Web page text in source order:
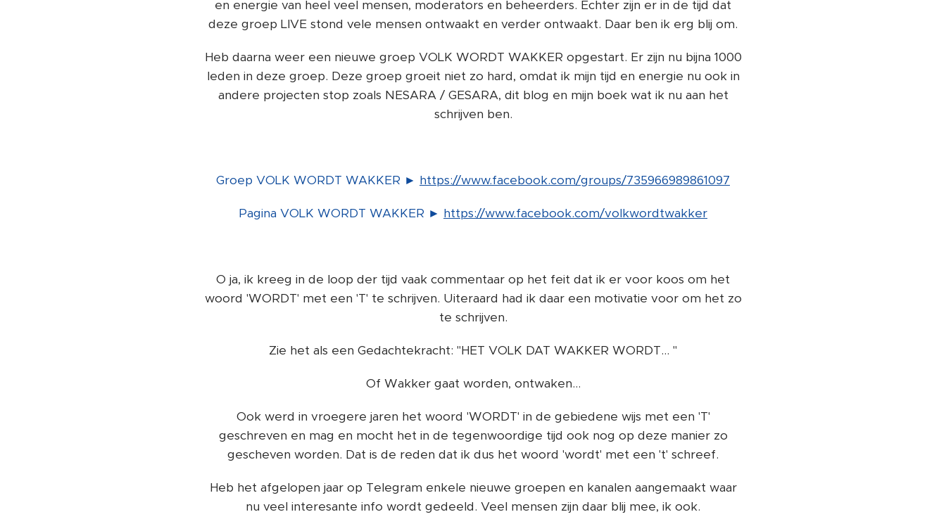
en energie van heel veel mensen, moderators en beheerders. Echter zijn er in de tijd dat
deze groep LIVE stond vele mensen ontwaakt en verder ontwaakt. Daar ben ik erg blij om.
Heb daarna weer een nieuwe groep VOLK WORDT WAKKER opgestart. Er zijn nu bijna 1000
leden in deze groep. Deze groep groeit niet zo hard, omdat ik mijn tijd en energie nu ook in
andere projecten stop zoals NESARA / GESARA, dit blog en mijn boek wat ik nu aan het
schrijven ben.
Groep VOLK WORDT WAKKER ► https://www.facebook.com/groups/735966989861097
Pagina VOLK WORDT WAKKER ► https://www.facebook.com/volkwordtwakker
O ja, ik kreeg in de loop der tijd vaak commentaar op het feit dat ik er voor koos om het
woord 'WORDT' met een 'T' te schrijven. Uiteraard had ik daar een motivatie voor om het zo
te schrijven.
Zie het als een Gedachtekracht: "HET VOLK DAT WAKKER WORDT... "
Of Wakker gaat worden, ontwaken...
Ook werd in vroegere jaren het woord 'WORDT' in de gebiedene wijs met een 'T'
geschreven en mag en mocht het in de tegenwoordige tijd ook nog op deze manier zo
gescheven worden. Dat is de reden dat ik dus het woord 'wordt' met een 't' schreef.
Heb het afgelopen jaar op Telegram enkele nieuwe groepen en kanalen aangemaakt waar
nu veel interesante info wordt gedeeld. Veel mensen zijn daar blij mee, ik ook.